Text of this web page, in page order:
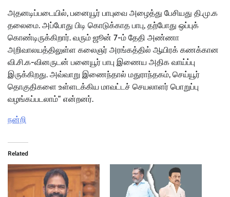
அதனடிப்படையில், பனையூர் பாபுவை அழைத்து பேசியது தி.மு.க
தலைமை. அப்போது பிடி கொடுக்காத பாபு, தற்போது ஒப்புக்
கொண்டிருக்கிறார். வரும் ஜூன் 7-ம் தேதி அண்ணா
அறிவாலயத்திலுள்ள கலைஞர் அரங்கத்தில் ஆயிரக் கணக்கான
வி.சி.க-வினருடன் பனையூர் பாபு இணைய அதிக வாய்ப்பு
இருக்கிறது. அவ்வாறு இணைந்தால் மதுராந்தகம், செய்யூர்
தொகுதிகளை உள்ளடக்கிய மாவட்டச் செயலாளர் பொறுப்பு
வழங்கப்படலாம்” என்றனர்.
நன்றி
Related